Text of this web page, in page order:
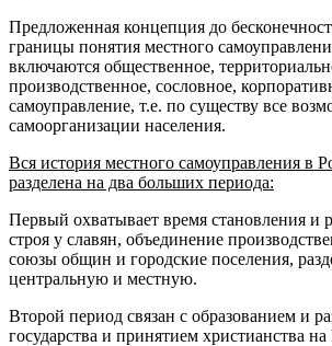
Предложенная концепция до
границы понятия местного
включаются общественное,
производственное, сословное,
самоуправление, т.е. по существу все
самоорганизации населения.
Вся история местного самоуправления в
разделена на два больших периода:
Первый охватывает время становления и
строя у славян, объединение
союзы общин и городские поселения,
центральную и местную.
Второй период свя­зан с образованием и
государства и приня­тием христианства на